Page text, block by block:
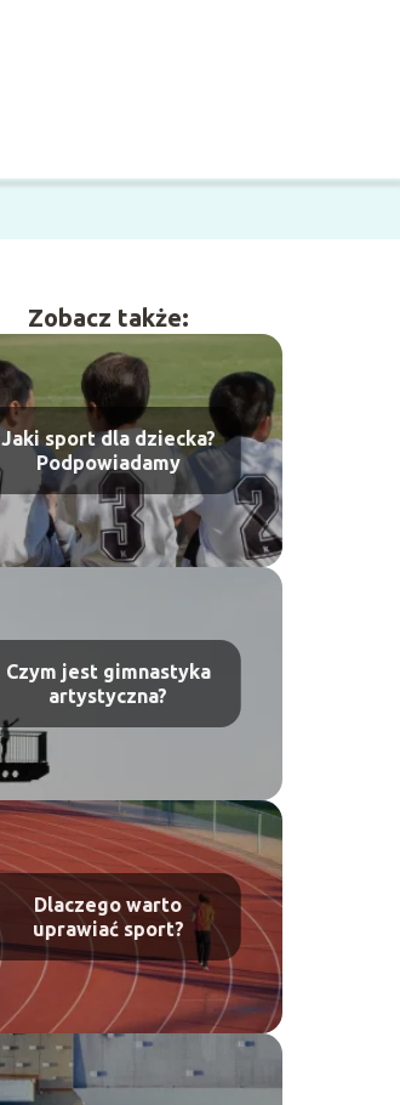
Zobacz także:
Jaki sport dla dziecka?
Podpowiadamy
Czym jest gimnastyka
artystyczna?
Dlaczego warto
uprawiać sport?